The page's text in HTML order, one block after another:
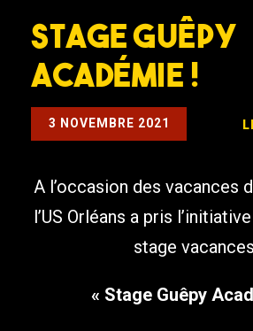
Stage Guêpy
Académie !
3 NOVEMBRE 2021
A l’occasion des vacances
l’US Orléans a pris
stage
« Stage Guêpy